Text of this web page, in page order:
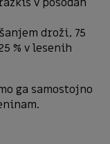
droži, 75
% v lesenih
ga samostojno